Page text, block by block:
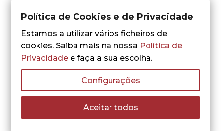
- 30%
David Justino
No Silêncio Todos
Política de Cookies e de Privacidade
Estamos a utilizar vários ficheiros de
cookies. Saiba mais na nossa Política de
Privacidade e faça a sua escolha.
Configurações
Aceitar todos